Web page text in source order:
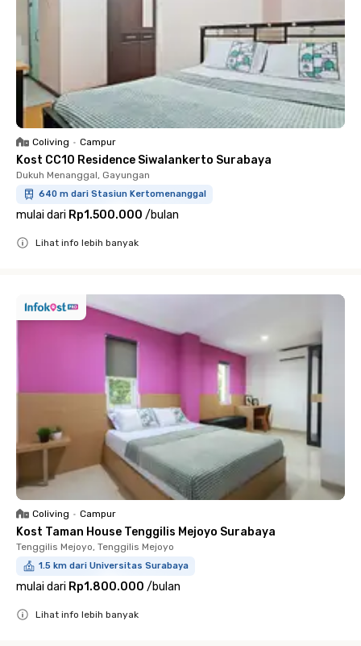
Coliving • Campur
Kost CC10 Residence Siwalankerto Surabaya
Dukuh Menanggal, Gayungan
640 m dari Stasiun Kertomenanggal
mulai dari Rp1.500.000 /bulan
Lihat info lebih banyak
Coliving • Campur
Kost Taman House Tenggilis Mejoyo Surabaya
Tenggilis Mejoyo, Tenggilis Mejoyo
1.5 km dari Universitas Surabaya
mulai dari Rp1.800.000 /bulan
Lihat info lebih banyak